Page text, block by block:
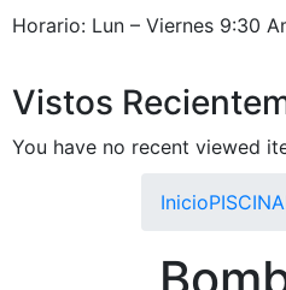
Horario: Lun – Viernes 9:30
Vistos
You have no recent viewed
InicioPISCINA